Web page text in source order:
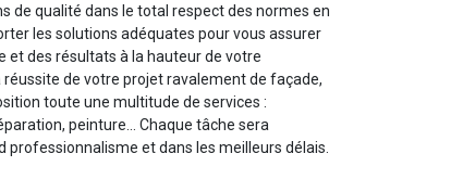
de qualité dans le total respect des normes en
les solutions adéquates pour vous assurer
et des résultats à la hauteur de votre
de votre projet ravalement de façade,
toute une multitude de services :
peinture… Chaque tâche sera
professionnalisme et dans les meilleurs délais.